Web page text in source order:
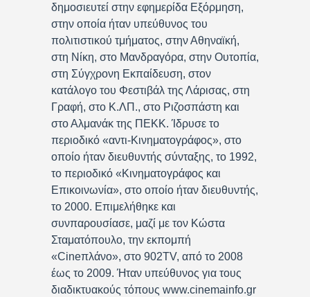
δημοσιευτεί στην εφημερίδα Εξόρμηση,
στην οποία ήταν υπεύθυνος του
πολιτιστικού τμήματος, στην Αθηναϊκή,
στη Νίκη, στο Μανδραγόρα, στην Ουτοπία,
στη Σύγχρονη Εκπαίδευση, στον
κατάλογο του Φεστιβάλ της Λάρισας, στη
Γραφή, στο Κ.ΛΠ., στο Ριζοσπάστη και
στο Αλμανάκ της ΠΕΚΚ. Ίδρυσε το
περιοδικό «αντι-Κινηματογράφος», στο
οποίο ήταν διευθυντής σύνταξης, το 1992,
το περιοδικό «Κινηματογράφος και
Επικοινωνία», στο οποίο ήταν διευθυντής,
το 2000. Επιμελήθηκε και
συνπαρουσίασε, μαζί με τον Κώστα
Σταματόπουλο, την εκπομπή
«Cineπλάνο», στο 902TV, από το 2008
έως το 2009. Ήταν υπεύθυνος για τους
διαδικτυακούς τόπους www.cinemainfo.gr